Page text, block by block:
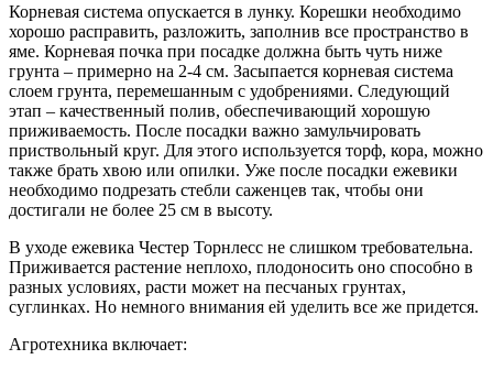
Корневая система опускается в лунку. Корешки необходимо
хорошо расправить, разложить, заполнив все пространство в
яме. Корневая почка при посадке должна быть чуть ниже
грунта – примерно на 2-4 см. Засыпается корневая система
слоем грунта, перемешанным с удобрениями. Следующий
этап – качественный полив, обеспечивающий хорошую
приживаемость. После посадки важно замульчировать
приствольный круг. Для этого используется торф, кора, можно
также брать хвою или опилки. Уже после посадки ежевики
необходимо подрезать стебли саженцев так, чтобы они
достигали не более 25 см в высоту.
В уходе ежевика Честер Торнлесс не слишком требовательна.
Приживается растение неплохо, плодоносить оно способно в
разных условиях, расти может на песчаных грунтах,
суглинках. Но немного внимания ей уделить все же придется.
Агротехника включает: